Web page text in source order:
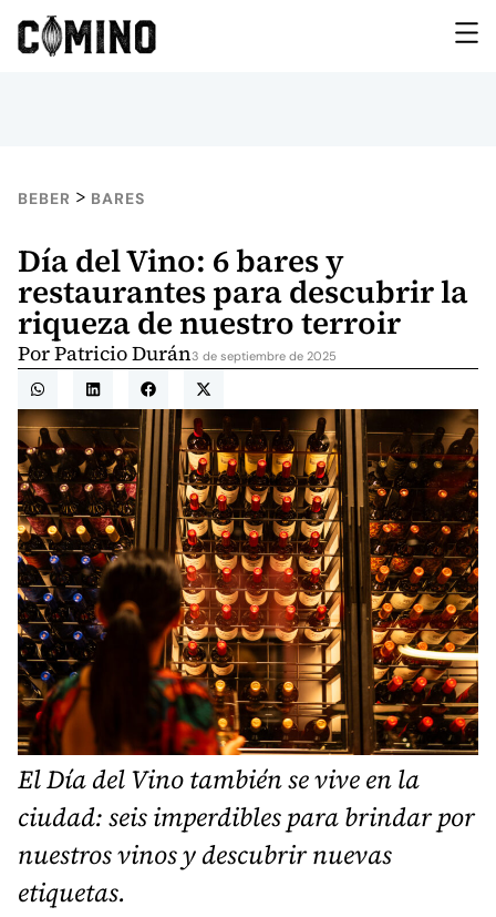
BEBER > BARES
Día del Vino: 6 bares y
restaurantes para descubrir la
riqueza de nuestro terroir
PorPatricio Durán3 de septiembre de 2025
El Día del Vino también se vive en la
ciudad: seis imperdibles para brindar por
nuestros vinos y descubrir nuevas
etiquetas.